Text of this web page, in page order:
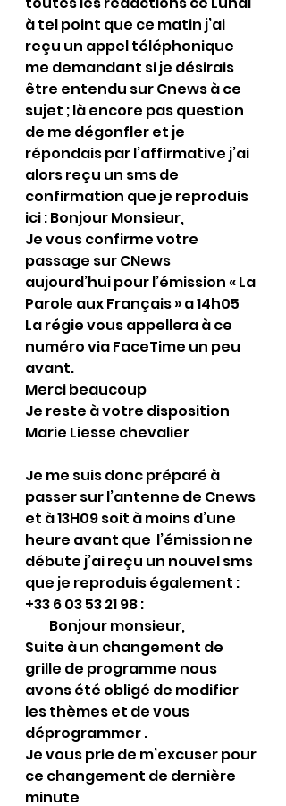
à tel point que ce matin j’ai
reçu un appel téléphonique
me demandant si je désirais
être entendu sur Cnews à ce
sujet ; là encore pas question
de me dégonfler et je
répondais par l’affirmative j’ai
alors reçu un sms de
confirmation que je reproduis
ici : Bonjour Monsieur,
Je vous confirme votre
passage sur CNews
aujourd’hui pour l’émission « La
Parole aux Français » a 14h05
La régie vous appellera à ce
numéro via FaceTime un peu
avant.
Merci beaucoup
Je reste à votre disposition
Marie Liesse chevalier
Je me suis donc préparé à
passer sur l’antenne de Cnews
et à 13H09 soit à moins d’une
heure avant que  l’émission ne
débute j’ai reçu un nouvel sms
que je reproduis également :
+33 6 03 53 21 98 :
         Bonjour monsieur,
Suite à un changement de
grille de programme nous
avons été obligé de modifier
les thèmes et de vous
déprogrammer .
Je vous prie de m’excuser pour
ce changement de dernière
minute